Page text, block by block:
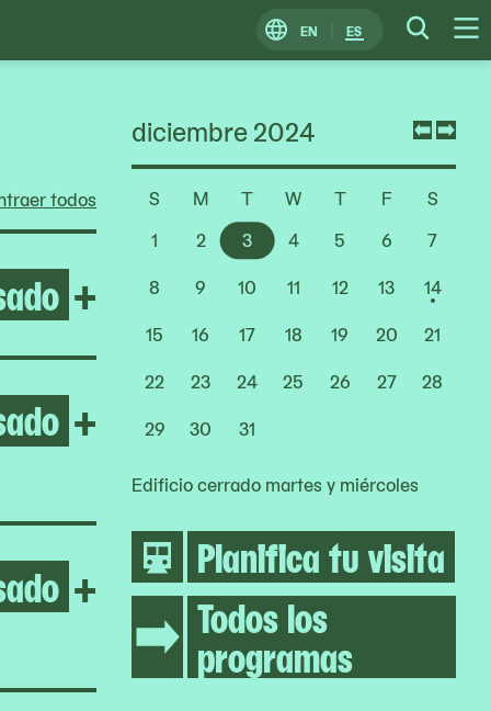
EN ES
Change
Locale
todos
+ Open After the Fire
+ Open Yto Barrada
+ Open Gillian Wearing
diciembre 2024
S M T W T F S
Choose
1 2 3 4 5 6
7
8
9 10 11 12 13
14
15
16 17 18 19 20
21
22
23 24 25 26 27
28
29
30 31
Edificio cerrado martes y miércoles
Planifica tu visita
Todos los
programas